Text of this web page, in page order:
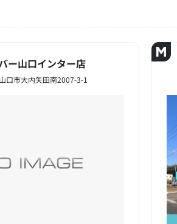
ー山口インター店
口市大内矢田南2007-3-1